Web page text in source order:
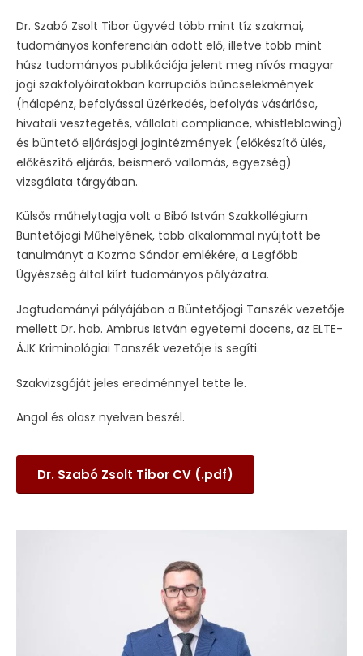
Dr. Szabó Zsolt Tibor ügyvéd több mint tíz szakmai,
tudományos konferencián adott elő, illetve több mint
húsz tudományos publikációja jelent meg nívós magyar
jogi szakfolyóiratokban korrupciós bűncselekmények
(hálapénz, befolyással üzérkedés, befolyás vásárlása,
hivatali vesztegetés, vállalati compliance, whistleblowing)
és büntető eljárásjogi jogintézmények (előkészítő ülés,
előkészítő eljárás, beismerő vallomás, egyezség)
vizsgálata tárgyában.
Külsős műhelytagja volt a Bibó István Szakkollégium
Büntetőjogi Műhelyének, több alkalommal nyújtott be
tanulmányt a Kozma Sándor emlékére, a Legfőbb
Ügyészség által kiírt tudományos pályázatra.
Jogtudományi pályájában a Büntetőjogi Tanszék vezetője
mellett Dr. hab. Ambrus István egyetemi docens, az ELTE-
ÁJK Kriminológiai Tanszék vezetője is segíti.
Szakvizsgáját jeles eredménnyel tette le.
Angol és olasz nyelven beszél.
Dr. Szabó Zsolt Tibor CV (.pdf)